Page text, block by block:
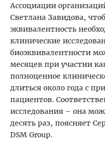
Ассоциации
Светлана Завидова,
эквивалентность
клинические
биоэквивалентности
месяцев при участии
полноценное
длиться около года с
пациентов.
исследования – она
десять раз, поясняет
DSM Group.